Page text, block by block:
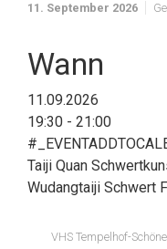
11. September 2026
Wann
11.09.2026
19:30 - 21:00
Taiji Quan
Wudangtaiji Schwert
VHS Tempelhof-